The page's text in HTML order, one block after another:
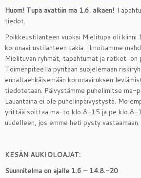
Huom! Tupa avattiin ma 1.6. alkaen!
tiedot.
Poikkeustilanteen vuoksi Mielitupa oli
koronavirustilanteen takia. Ilmoitamme
Mielituvan ryhmät, tapahtumat ja retket on
Toimenpiteellä pyritään suojelemaan
ennaltaehkäisemään koronaviruksen
tiedotetaan. Päivystämme puhelimitse ma-
Lauantaina ei ole puhelinpäivystystä.
yrittää soittaa ma-to klo 8-15 ja pe klo 8-
uudelleen, jos emme heti pysty vastaamaan.
KESÄN AUKIOLOAJAT:
Suunnitelma on ajalle 1.6 – 14.8.-20